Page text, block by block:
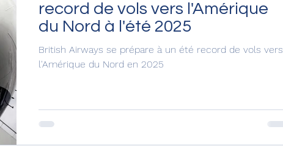
record de vols vers l'Amérique
du Nord à l'été 2025
British Airways se prépare à un été record de vols vers
l'Amérique du Nord en 2025